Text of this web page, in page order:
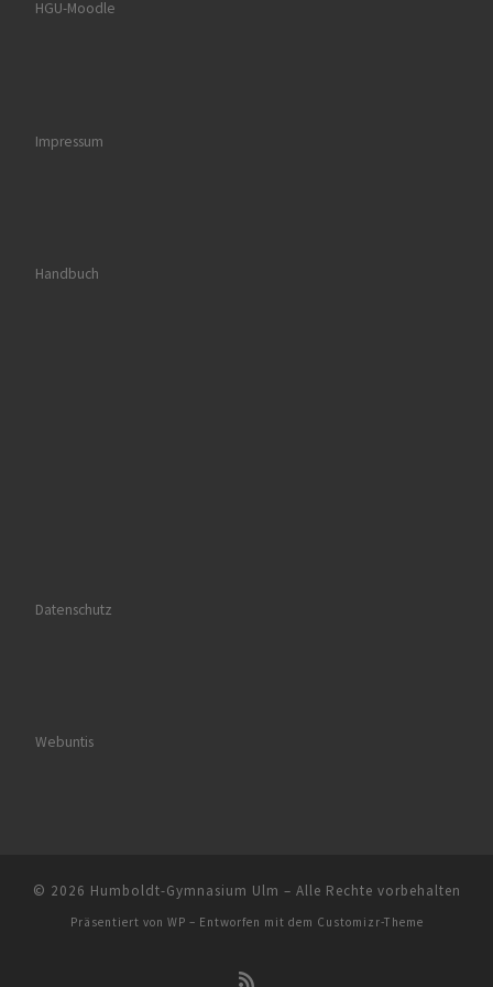
HGU-Moodle
Impressum
Handbuch
Datenschutz
Webuntis
© 2026 Humboldt-Gymnasium Ulm – Alle Rechte vorbehalten
Präsentiert von WP – Entworfen mit dem Customizr-Theme